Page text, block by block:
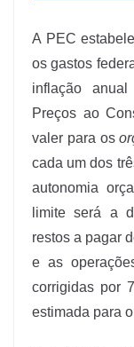
A PEC
os gastos
inflação
Preços ao
valer para os
cada um dos
autonomia
limite será a
restos a pagar
e as
corrigidas por
estimada para